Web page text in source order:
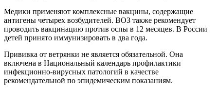
Медики применяют комплексные вакцины, содержащие
антигены четырех возбудителей. ВОЗ также рекомендует
проводить вакцинацию против оспы в 12 месяцев. В России
детей принято иммунизировать в два года.
Прививка от ветрянки не является обязательной. Она
включена в Национальный календарь профилактики
инфекционно-вирусных патологий в качестве
рекомендательной по эпидемическим показаниям.